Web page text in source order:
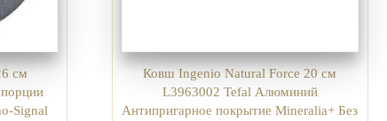
см
Signal
Ковш Ingenio Natural Force 20 см
L3963002 Tefal Алюминий
Антипригарное покрытие Mineralia+ Без